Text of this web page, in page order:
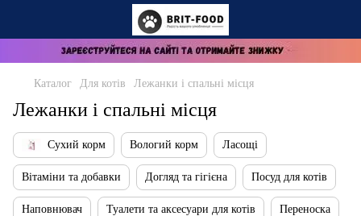
Каталог Для котів Лежанки і спальні місця
Лежанки і спальні місця
Сухий корм Вологий корм Ласощі
Вітаміни та добавки Догляд та гігієна Посуд для котів
Наповнювач Туалети та аксесуари для котів Переноска